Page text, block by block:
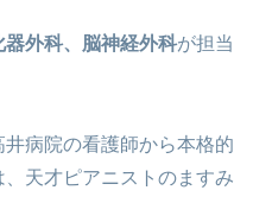
器外科、脳神経外科が担当
病院の看護師から本格的
天才ピアニストのますみ